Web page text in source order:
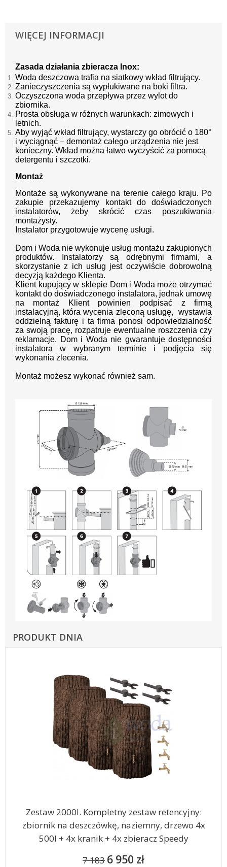
WIĘCEJ INFORMACJI
Zasada działania zbieracza Inox:
Woda deszczowa trafia na siatkowy wkład filtrujący.
Zanieczyszczenia są wypłukiwane na boki filtra.
Oczyszczona woda przepływa przez wylot do
zbiornika.
Prosta obsługa w różnych warunkach: zimowych i
letnich.
Aby wyjąć wkład filtrujący, wystarczy go obrócić o 180°
i wyciągnąć – demontaż całego urządzenia nie jest
konieczny. Wkład można łatwo wyczyścić za pomocą
detergentu i szczotki.
Montaż
Montaże są wykonywane na terenie całego kraju. Po
zakupie przekazujemy kontakt do doświadczonych
instalatorów, żeby skrócić czas poszukiwania
montażysty.
Instalator przygotowuje wycenę usługi.
Dom i Woda nie wykonuje usług montażu zakupionych
produktów. Instalatorzy są odrębnymi firmami, a
skorzystanie z ich usług jest oczywiście dobrowolną
decyzją każdego Klienta.
Klient kupujący w sklepie Dom i Woda może otrzymać
kontakt do doświadczonego instalatora, jednak umowę
na montaż Klient powinien podpisać z firmą
instalacyjną, która wycenia zleconą usługę, wystawia
oddzielną fakturę i ta firma ponosi odpowiedzialność
za swoją pracę, rozpatruje ewentualne roszczenia czy
reklamacje. Dom i Woda nie gwarantuje dostępności
instalatora w wybranym terminie i podjęcia się
wykonania zlecenia.
Montaż możesz wykonać również sam.
PRODUKT DNIA
Zestaw 2000l. Kompletny zestaw retencyjny:
zbiornik na deszczówkę, naziemny, drzewo 4x
500l + 4x kranik + 4x zbieracz Speedy
7 183 6 950 zł